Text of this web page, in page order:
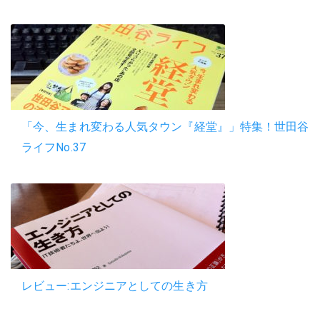
「今、生まれ変わる人気タウン『経堂』」特集！世田谷
ライフNo.37
レビュー:エンジニアとしての生き方